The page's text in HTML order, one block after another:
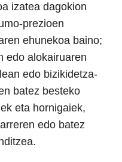
izatea dagokion
prezioen
ehunekoa baino;
edo alokairuaren
edo bizikidetza-
batez besteko
eta hornigaiek,
edo batez